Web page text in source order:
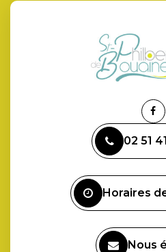
Lien
le
02 51
Horaires
Nous